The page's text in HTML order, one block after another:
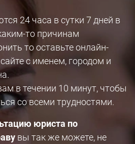
24 часа в сутки 7 дней в
то причинам
то оставьте онлайн-
с именем, городом и
в течении 10 минут, чтобы
со всеми трудностями.
юриста по
вы так же можете, не